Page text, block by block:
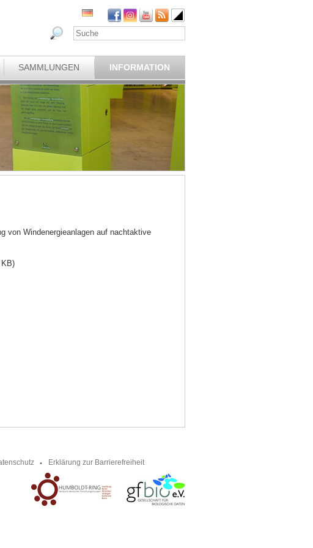
SAMMLUNGEN INFORMATION
von Windenergieanlagen auf nachtaktive
Erklärung zur Barrierefreiheit